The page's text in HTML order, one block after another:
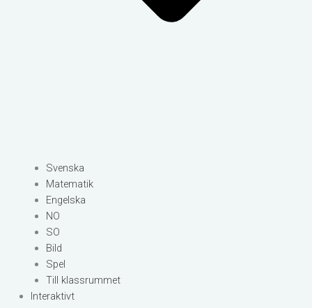
Svenska
Matematik
Engelska
NO
SO
Bild
Spel
Till klassrummet
Interaktivt